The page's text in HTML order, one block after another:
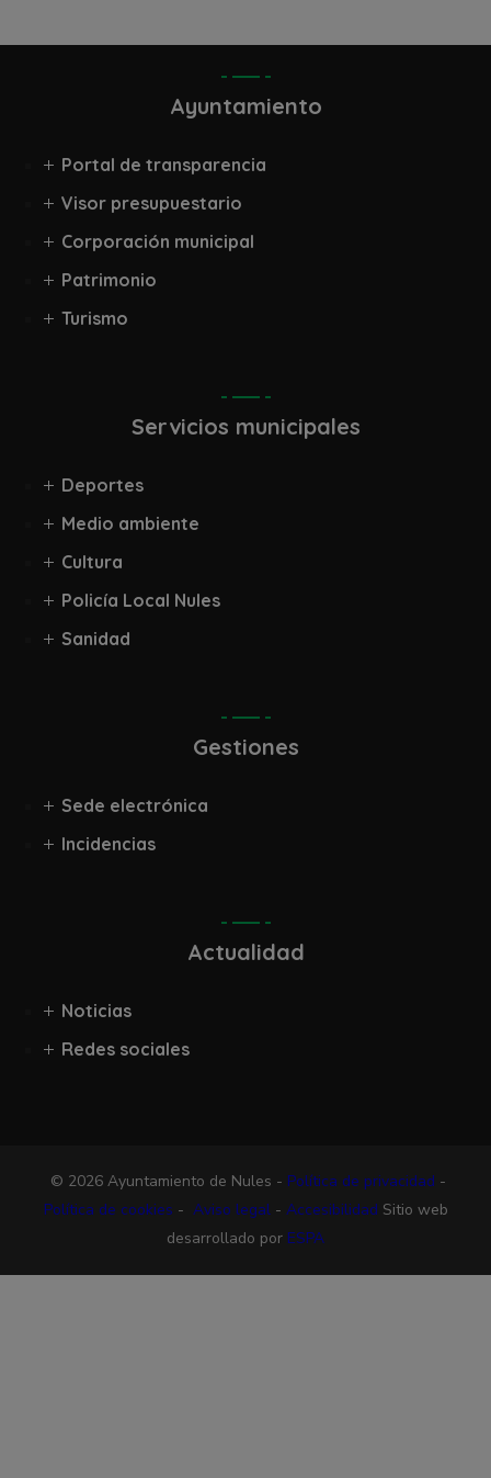
Ayuntamiento
Portal de transparencia
Visor presupuestario
Corporación municipal
Patrimonio
Turismo
Servicios municipales
Deportes
Medio ambiente
Cultura
Policía Local Nules
Sanidad
Gestiones
Sede electrónica
Incidencias
Actualidad
Noticias
Redes sociales
© 2026 Ayuntamiento de Nules - Política de privacidad -
Política de cookies - Aviso legal- Accesibilidad Sitio web
desarrollado por ESPA